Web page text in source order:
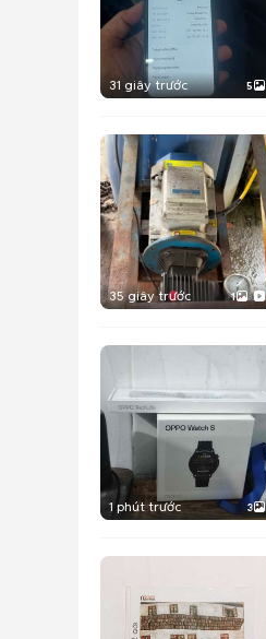
31 giây trước 5
35 giây trước 1
1 phút trước 3